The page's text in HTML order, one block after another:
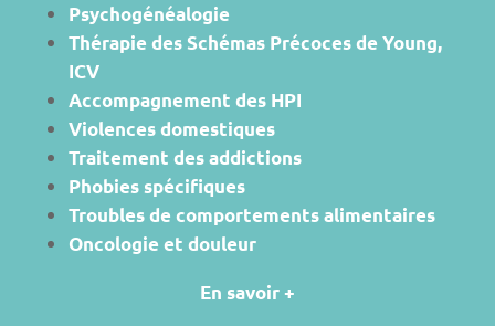
Psychogénéalogie
Thérapie des Schémas Précoces de Young,
ICV
Accompagnement des HPI
Violences domestiques
Traitement des addictions
Phobies spécifiques
Troubles de comportements alimentaires
Oncologie et douleur
En savoir +